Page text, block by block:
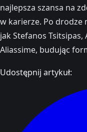
najlepsza szansa na
w karierze. Po drodze
jak Stefanos Tsitsipas,
Aliassime, budując
Udostępnij artykuł: